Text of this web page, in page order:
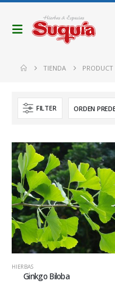
TIENDA
FILTER
HIERBAS
Ginkgo Biloba